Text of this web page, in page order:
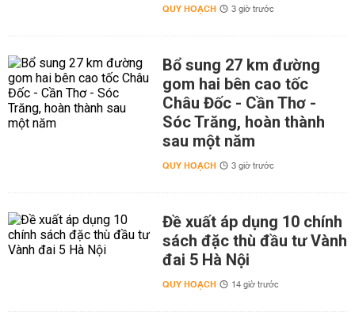
QUY HOẠCH 3 giờ trước
Bổ sung 27 km đường
gom hai bên cao tốc
Châu Đốc - Cần Thơ -
Sóc Trăng, hoàn thành
sau một năm
QUY HOẠCH 3 giờ trước
Đề xuất áp dụng 10 chính
sách đặc thù đầu tư Vành
đai 5 Hà Nội
QUY HOẠCH 14 giờ trước